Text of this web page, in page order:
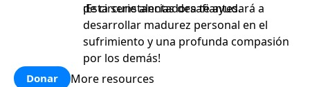
de circunstancias desafiantes.
¡Esta serie alentadora te ayudará a
desarrollar madurez personal en el
sufrimiento y una profunda compasión
por los demás!
Donar More resources